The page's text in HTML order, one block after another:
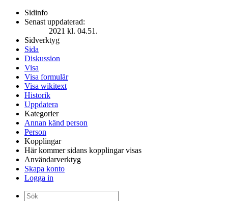
Sidinfo
Senast uppdaterad:
2021 kl. 04.51.
Sidverktyg
Sida
Diskussion
Visa
Visa formulär
Visa wikitext
Historik
Uppdatera
Kategorier
Annan känd person
Person
Kopplingar
Här kommer sidans kopplingar visas
Användarverktyg
Skapa konto
Logga in